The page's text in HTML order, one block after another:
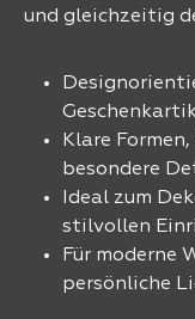
und gleichzeitig
Klare
besondere
Ideal zum
stilvollen
Für moderne
persönliche